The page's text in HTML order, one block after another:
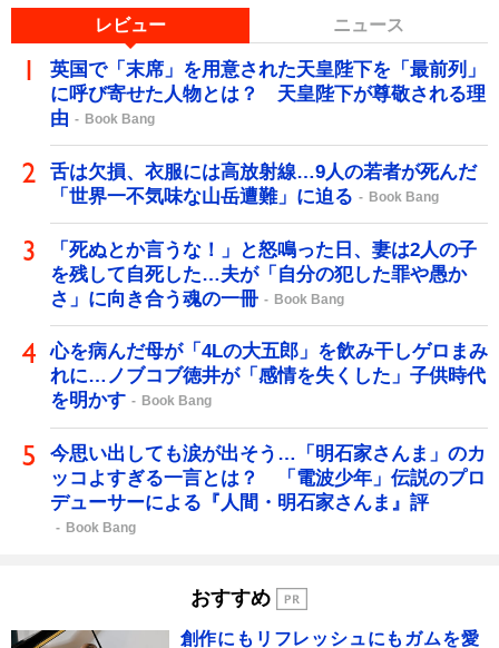
レビュー ニュース
英国で「末席」を用意された天皇陛下を「最前列」
に呼び寄せた人物とは？ 天皇陛下が尊敬される理
由
Book Bang
舌は欠損、衣服には高放射線…9人の若者が死んだ
「世界一不気味な山岳遭難」に迫る
Book Bang
「死ぬとか言うな！」と怒鳴った日、妻は2人の子
を残して自死した…夫が「自分の犯した罪や愚か
さ」に向き合う魂の一冊
Book Bang
心を病んだ母が「4Lの大五郎」を飲み干しゲロまみ
れに…ノブコブ徳井が「感情を失くした」子供時代
を明かす
Book Bang
今思い出しても涙が出そう…「明石家さんま」のカ
ッコよすぎる一言とは？ 「電波少年」伝説のプロ
デューサーによる『人間・明石家さんま』評
Book Bang
おすすめ
創作にもリフレッシュにもガムを愛